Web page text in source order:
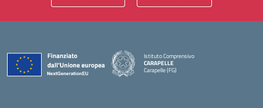
Istituto Comprensivo
CARAPELLE
Carapelle (FG)